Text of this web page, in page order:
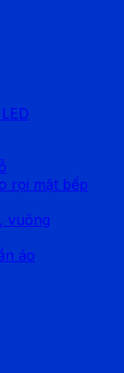
rọi mặt bếp
vuông
áo